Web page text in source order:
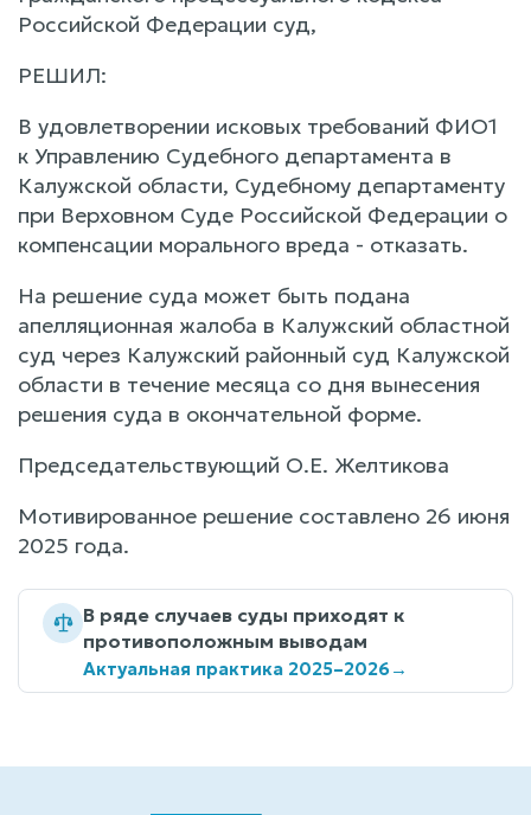
Российской Федерации суд,
РЕШИЛ:
В удовлетворении исковых требований ФИО1
к Управлению Судебного департамента в
Калужской области, Судебному департаменту
при Верховном Суде Российской Федерации о
компенсации морального вреда - отказать.
На решение суда может быть подана
апелляционная жалоба в Калужский областной
суд через Калужский районный суд Калужской
области в течение месяца со дня вынесения
решения суда в окончательной форме.
Председательствующий О.Е. Желтикова
Мотивированное решение составлено 26 июня
2025 года.
В ряде случаев суды приходят к
противоположным выводам
Актуальная практика 2025–2026→